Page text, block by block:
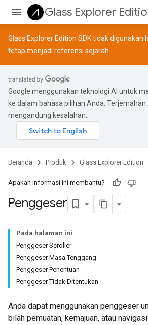
Glass Explorer
Glass Explorer Edition SDK tidak digunakan
tetap menjadi referensi sejarah.
Google menggunakan teknologi AI untuk
ke dalam bahasa pilihan Anda. Terjemahan
mengandung kesalahan.
Beranda Produk Glass Explorer Edition
Apakah informasi ini membantu?
Penggeser
Pada halaman ini
Penggeser Scroller
Penggeser Masa Tenggang
Penggeser Penentuan
Penggeser Tidak Ditentukan
Anda dapat menggunakan penggeser
bilah pemuatan, kemajuan, atau